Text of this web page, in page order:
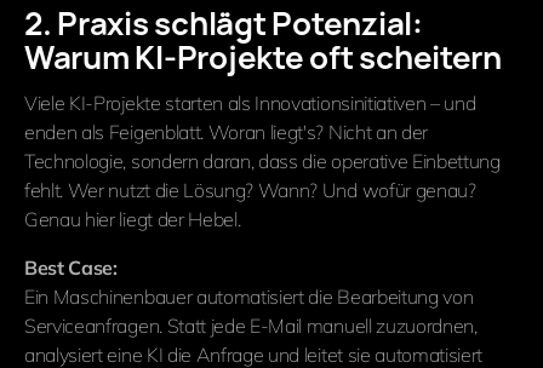
2. Praxis schlägt Potenzial:
Warum KI-Projekte oft scheitern
Viele KI-Projekte starten als Innovationsinitiativen – und
enden als Feigenblatt. Woran liegt's? Nicht an der
Technologie, sondern daran, dass die operative Einbettung
fehlt. Wer nutzt die Lösung? Wann? Und wofür genau?
Genau hier liegt der Hebel.
Best Case:
Ein Maschinenbauer automatisiert die Bearbeitung von
Serviceanfragen. Statt jede E-Mail manuell zuzuordnen,
analysiert eine KI die Anfrage und leitet sie automatisiert